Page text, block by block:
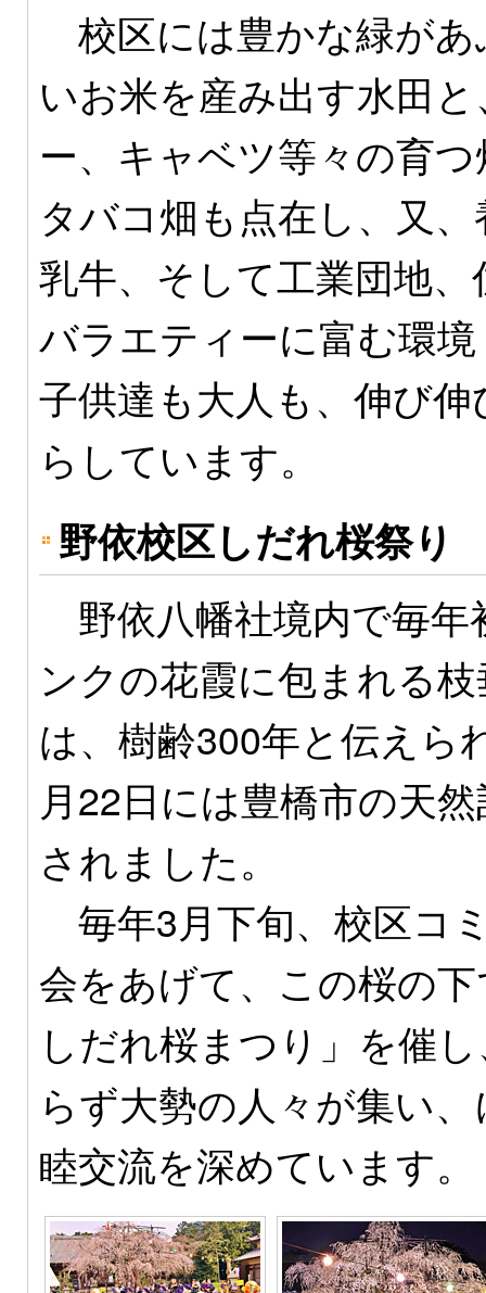
校区には豊かな緑が
いお米を産み出す水田
ー、キャベツ等々の育
タバコ畑も点在し、又
乳牛、そして工業団地
バラエティーに富む環
子供達も大人も、伸び
らしています。
野依校区しだれ桜祭り
野依八幡社境内で毎年
ンクの花霞に包まれる
は、樹齢300年と伝えら
月22日には豊橋市の天
されました。
毎年3月下旬、校区コ
会をあげて、この桜の
しだれ桜まつり」を催
らず大勢の人々が集い
睦交流を深めています。